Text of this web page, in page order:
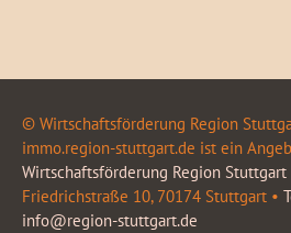
© Wirtschaftsförderung Region
immo.region-stuttgart.de ist ein
Wirtschaftsförderung Region Stuttgart
Friedrichstraße 10, 70174 Stuttgart •
info@region-stuttgart.de